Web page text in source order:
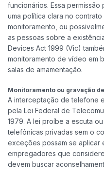
funcionários. Essa
uma política clara no
monitoramento, ou
as pessoas sobre a
Devices Act 1999 (Vic)
monitoramento de vídeo em
salas de amamentação.
Monitoramento ou gravação
A interceptação de telefone
pela Lei Federal de
1979. A lei proíbe a escuta
telefônicas privadas sem o
exceções possam se aplicar
empregadores que
devem buscar